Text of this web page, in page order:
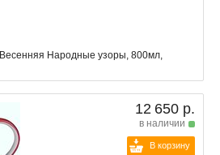
Народные узоры, 800мл,
12 650 р.
в наличии
В корзину